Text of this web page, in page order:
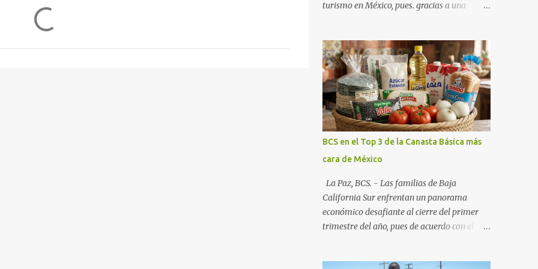
turismo en México, pues. gracias a una
fideicomisos de promoción, la entidad
proyecta un cierre de año marcado por una
ocupación hotelera robusta, una
conectividad aérea en ascenso y una
derrama económica sin precedentes. Las
proyecciones para este periodo vacacional
son optimistas, con un promedio estatal que
supera el 70% . Sin embargo, la sorpresa del
año la ha dado el norte del estado. Comondú
encabeza las expectativas con un
impresionante 89% de ocupación,
impulsado por el interés creciente en el
turismo de naturaleza. Le siguen destinos
Nuevo). La Paz: 66%. Loreto: 58%. Mulegé:
BCS en el Top 3 de la Canasta Básica más
cara de México
La Paz, BCS. - Las familias de Baja
California Sur enfrentan un panorama
económico desafiante al cierre del primer
trimestre del año, pues de acuerdo con el